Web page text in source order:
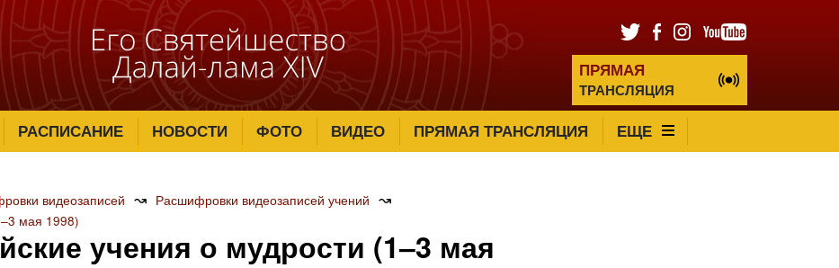
ПРЯМАЯ
ТРАНСЛЯЦИЯ
РАСПИСАНИЕ НОВОСТИ ФОТО ВИДЕО ПРЯМАЯ ТРАНСЛЯЦИЯ ЕЩЕ
видеозаписей ↝ Расшифровки видеозаписей учений ↝
мая 1998)
учения о мудрости (1‒3 мая